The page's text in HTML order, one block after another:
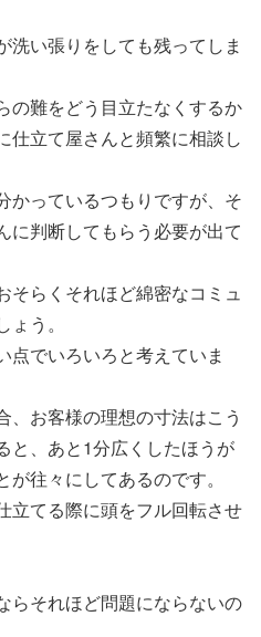
洗い張りをしても残ってしま
の難をどう目立たなくするか
仕立て屋さんと頻繁に相談し
かっているつもりですが、そ
に判断してもらう必要が出て
そらくそれほど綿密なコミュ
う。
点でいろいろと考えていま
、お客様の理想の寸法はこう
と、あと1分広くしたほうが
往々にしてあるのです。
立てる際に頭をフル回転させ
らそれほど問題にならないの